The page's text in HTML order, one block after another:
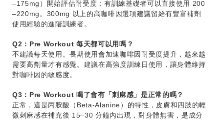
–175mg）開始評估耐受度；有訓練基礎者可以直接使用 200
–220mg。300mg 以上的高咖啡因選項建議留給有豐富補劑
使用經驗的進階訓練者。
Q2：Pre Workout 每天都可以用嗎？
不建議每天使用。長期使用會加速咖啡因耐受度提升，越來越
需要高劑量才有感覺。建議在高強度訓練日使用，讓身體維持
對咖啡因的敏感度。
Q3：Pre Workout 喝了會有「刺麻感」是正常的嗎？
正常，這是丙胺酸（Beta-Alanine）的特性，皮膚和四肢的輕
微刺麻感在補充後 15–30 分鐘內出現，對身體無害，是成分